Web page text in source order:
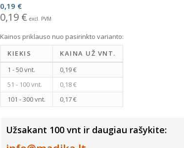
0,19 €
0,19 € excl. PVM
Kainos priklauso nuo pasirinkto varianto:
KIEKIS
KAINA UŽ VNT.
1 - 50 vnt.
0,19 €
51 - 100 vnt.
0,18 €
101 - 300 vnt.
0,17 €
Užsakant 100 vnt ir daugiau rašykite: